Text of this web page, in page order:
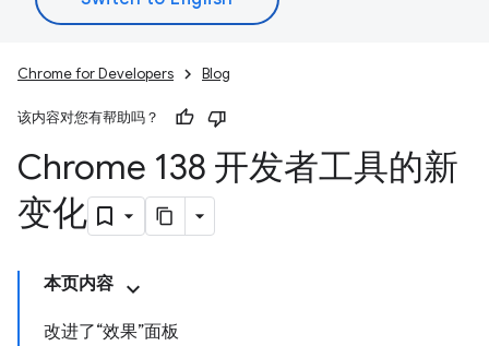
Chrome for Developers Blog
该内容对您有帮助吗？
Chrome 138 开发者工具的新
变化
本页内容
改进了“效果”面板